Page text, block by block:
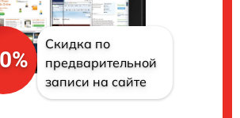
Скидка по
предварительной
записи на сайте